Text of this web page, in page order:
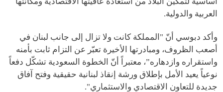
العربية والدولية.
وأكد دبوسي أنّ "المملكة كانت ولا تزال إلى جانب لبنان في
أصعب الظروف، ومبادرتها الأخيرة تعبّر عن التزام ثابت بأمنه
واستقراره وازدهاره”، معتبراً أنّ الخطوة السعودية تشكّل دفعاً
نوعياً يعيد الأمل بإطلاق ورشة إنقاذ لبنانية حقيقية وفتح آفاق
جديدة للتعاون الاقتصادي والاستثماري".